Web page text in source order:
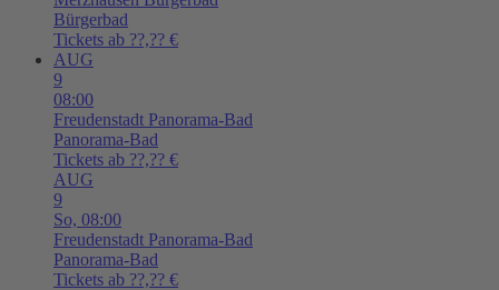
Bürgerbad
Tickets ab ??,?? €
AUG
9
08:00
Freudenstadt Panorama-Bad
Panorama-Bad
Tickets ab ??,?? €
AUG
9
So, 08:00
Freudenstadt Panorama-Bad
Panorama-Bad
Tickets ab ??,?? €